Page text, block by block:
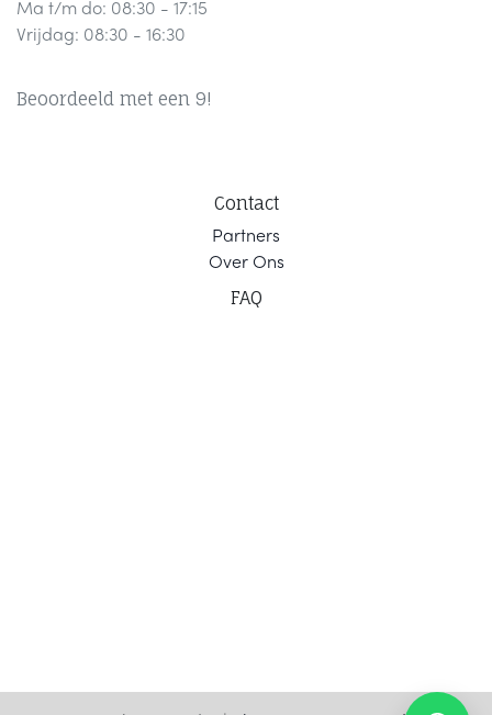
Ma t/m do: 08:30 - 17:15
Vrijdag: 08:30 - 16:30
Beoordeeld met een 9!
Contact
Partners
Over Ons
FAQ